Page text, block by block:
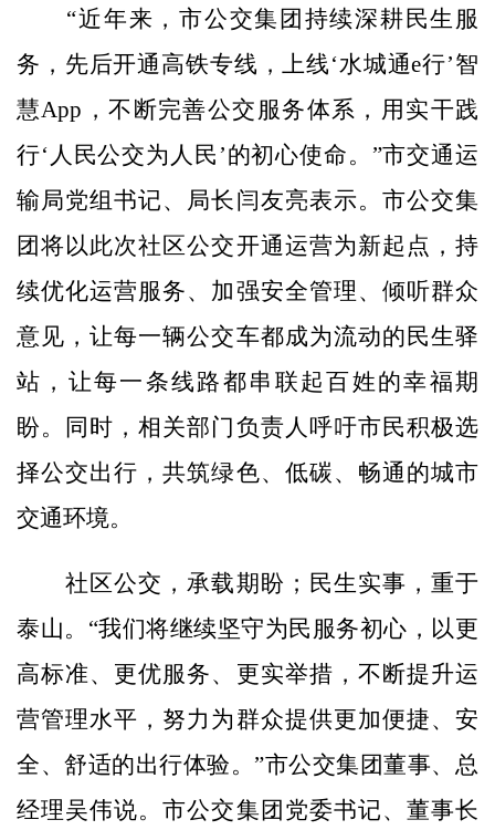
“近年来，市公交集团持续深耕民生服
务，先后开通高铁专线，上线‘水城通e行’智
慧App，不断完善公交服务体系，用实干践
行‘人民公交为人民’的初心使命。”市交通运
输局党组书记、局长闫友亮表示。市公交集
团将以此次社区公交开通运营为新起点，持
续优化运营服务、加强安全管理、倾听群众
意见，让每一辆公交车都成为流动的民生驿
站，让每一条线路都串联起百姓的幸福期
盼。同时，相关部门负责人呼吁市民积极选
择公交出行，共筑绿色、低碳、畅通的城市
交通环境。
社区公交，承载期盼；民生实事，重于
泰山。“我们将继续坚守为民服务初心，以更
高标准、更优服务、更实举措，不断提升运
营管理水平，努力为群众提供更加便捷、安
全、舒适的出行体验。”市公交集团董事、总
经理吴伟说。市公交集团党委书记、董事长